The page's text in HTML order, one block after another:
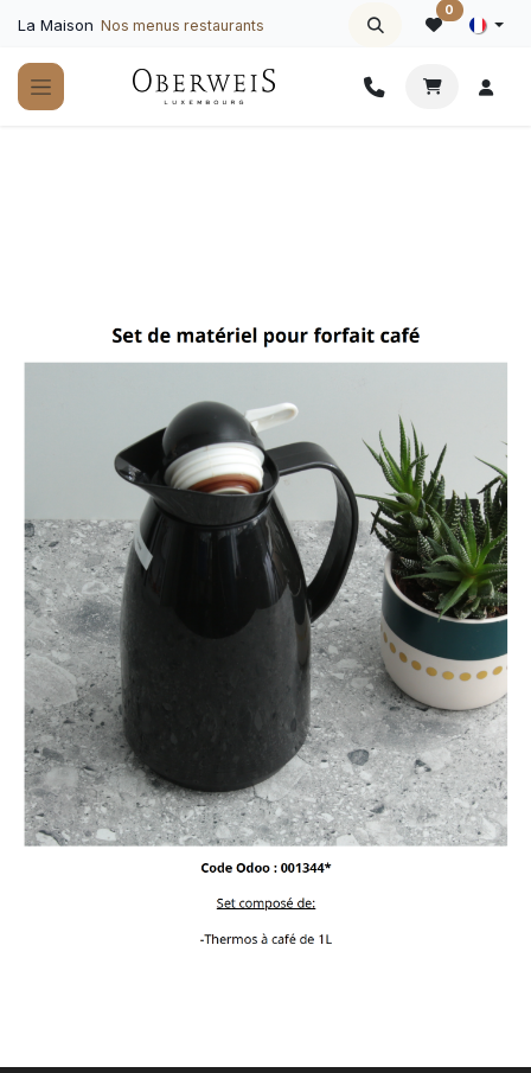
La Maison Nos menus restaurants
0